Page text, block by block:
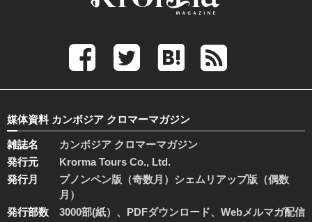
媒体資料 カンボジア クロマーマガジン
雑誌名
カンボジア クロマーマガジン
発行元
Krorma Tours Co., Ltd.
発行月
プノンペン版（奇数月）シェムリアップ版（偶数
月）
発行部数
3000部(紙）、PDFダウンロード、Webメルマガ配信